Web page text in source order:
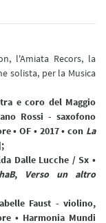
l'Amiata Recors, la
solista, per la Musica
e coro del Maggio
Rossi - saxofono
• OF • 2017 • con La
Dalle Lucche / Sx •
, Verso un altro
Faust - violino,
• Harmonia Mundi